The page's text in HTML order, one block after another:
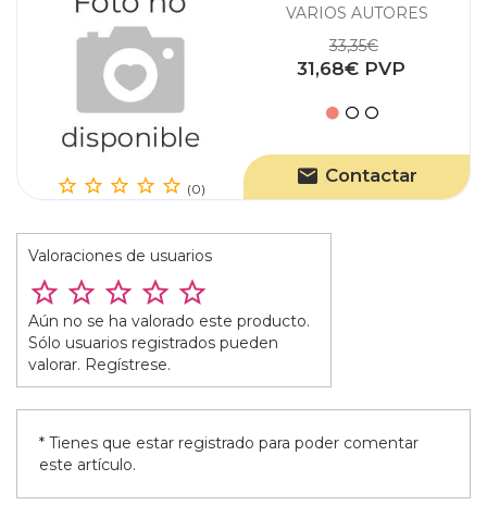
(0)
VARIOS AUTORES
33,35€
31,68€ PVP
Contactar
Valoraciones de usuarios
Aún no se ha valorado este producto.
Sólo usuarios registrados pueden
valorar. Regístrese.
* Tienes que estar registrado para poder comentar
este artículo.